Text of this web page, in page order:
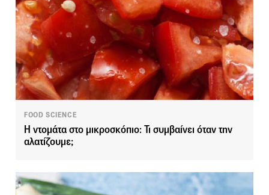
FOOD SCIENCE
Η ντομάτα στο μικροσκόπιο: Τι συμβαίνει όταν την
αλατίζουμε;